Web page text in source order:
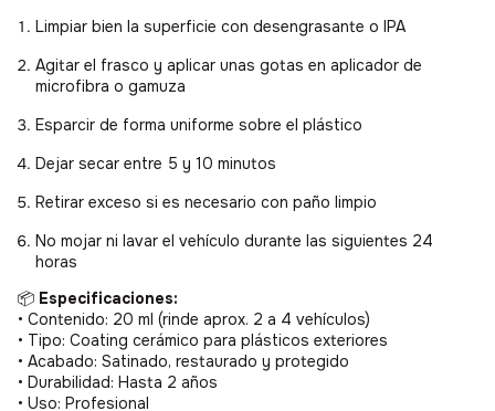
Limpiar bien la superficie con desengrasante o IPA
Agitar el frasco y aplicar unas gotas en aplicador de
microfibra o gamuza
Esparcir de forma uniforme sobre el plástico
Dejar secar entre 5 y 10 minutos
Retirar exceso si es necesario con paño limpio
No mojar ni lavar el vehículo durante las siguientes 24
horas
📦 Especificaciones:
• Contenido: 20 ml (rinde aprox. 2 a 4 vehículos)
• Tipo: Coating cerámico para plásticos exteriores
• Acabado: Satinado, restaurado y protegido
• Durabilidad: Hasta 2 años
• Uso: Profesional